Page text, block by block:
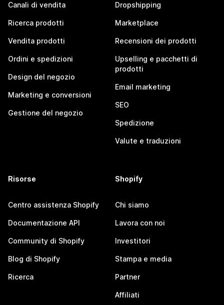
Canali di vendita
Ricerca prodotti
Vendita prodotti
Ordini e spedizioni
Design del negozio
Marketing e conversioni
Gestione del negozio
Dropshipping
Marketplace
Recensioni dei prodotti
Upselling e pacchetti di
prodotti
Email marketing
SEO
Spedizione
Valute e traduzioni
Risorse
Centro assistenza Shopify
Documentazione API
Community di Shopify
Blog di Shopify
Ricerca
Shopify
Chi siamo
Lavora con noi
Investitori
Stampa e media
Partner
Affiliati